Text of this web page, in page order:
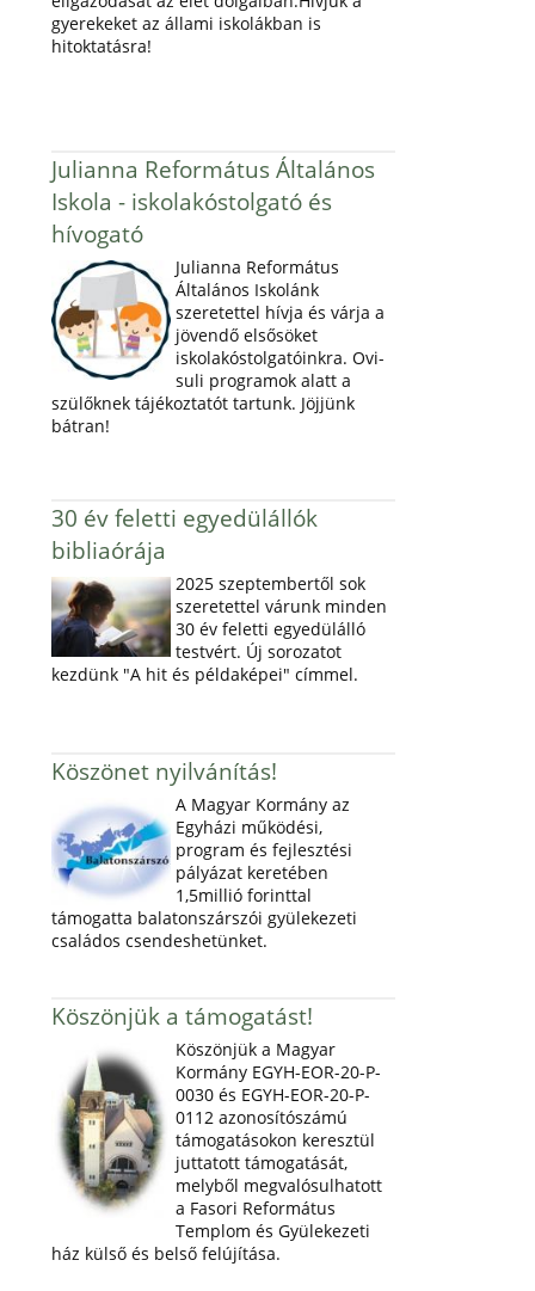
gyerekeket az állami iskolákban is
hitoktatásra!
Julianna Református Általános
Iskola - iskolakóstolgató és
hívogató
Julianna Református
Általános Iskolánk
szeretettel hívja és várja a
jövendő elsősöket
iskolakóstolgatóinkra. Ovi-
suli programok alatt a
szülőknek tájékoztatót tartunk. Jöjjünk
bátran!
30 év feletti egyedülállók
bibliaórája
2025 szeptembertől sok
szeretettel várunk minden
30 év feletti egyedülálló
testvért. Új sorozatot
kezdünk "A hit és példaképei" címmel.
Köszönet nyilvánítás!
A Magyar Kormány az
Egyházi működési,
program és fejlesztési
pályázat keretében
1,5millió forinttal
támogatta balatonszárszói gyülekezeti
családos csendeshetünket.
Köszönjük a támogatást!
Köszönjük a Magyar
Kormány EGYH-EOR-20-P-
0030 és EGYH-EOR-20-P-
0112 azonosítószámú
támogatásokon keresztül
juttatott támogatását,
melyből megvalósulhatott
a Fasori Református
Templom és Gyülekezeti
ház külső és belső felújítása.